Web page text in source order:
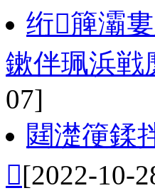
绗簲灞
鏉伴珮浜
07]
閮濋箯鍒
[2022-10-